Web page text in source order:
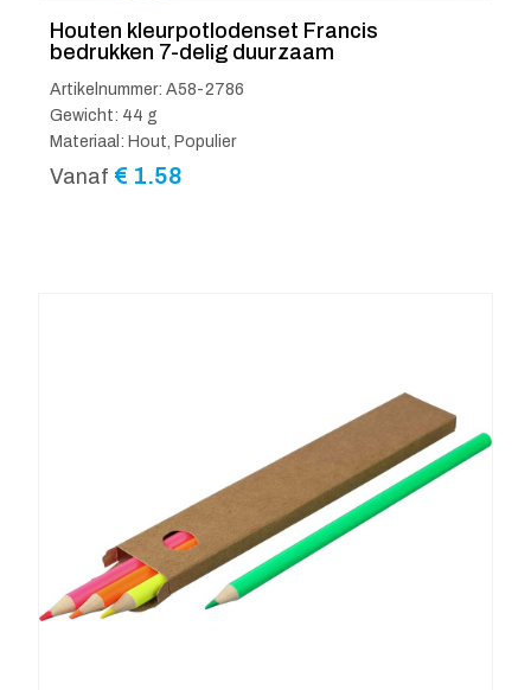
Houten kleurpotlodenset Francis
bedrukken 7-delig duurzaam
Artikelnummer: A58-2786
Gewicht: 44 g
Materiaal: Hout, Populier
Vanaf € 1.58